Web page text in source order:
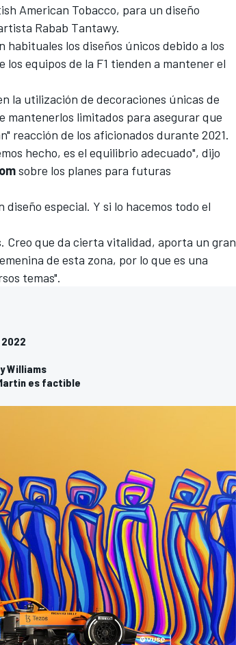
American Tobacco, para un diseño
Rabab Tantawy.
habituales los diseños únicos debido a los
equipos de la F1 tienden a mantener el
la utilización de decoraciones únicas de
mantenerlos limitados para asegurar que
reacción de los aficionados durante 2021.
hecho, es el equilibrio adecuado", dijo
sobre los planes para futuras
especial. Y si lo hacemos todo el
Creo que da cierta vitalidad, aporta un gran
de esta zona, por lo que es una
temas".
2022
Williams
es factible